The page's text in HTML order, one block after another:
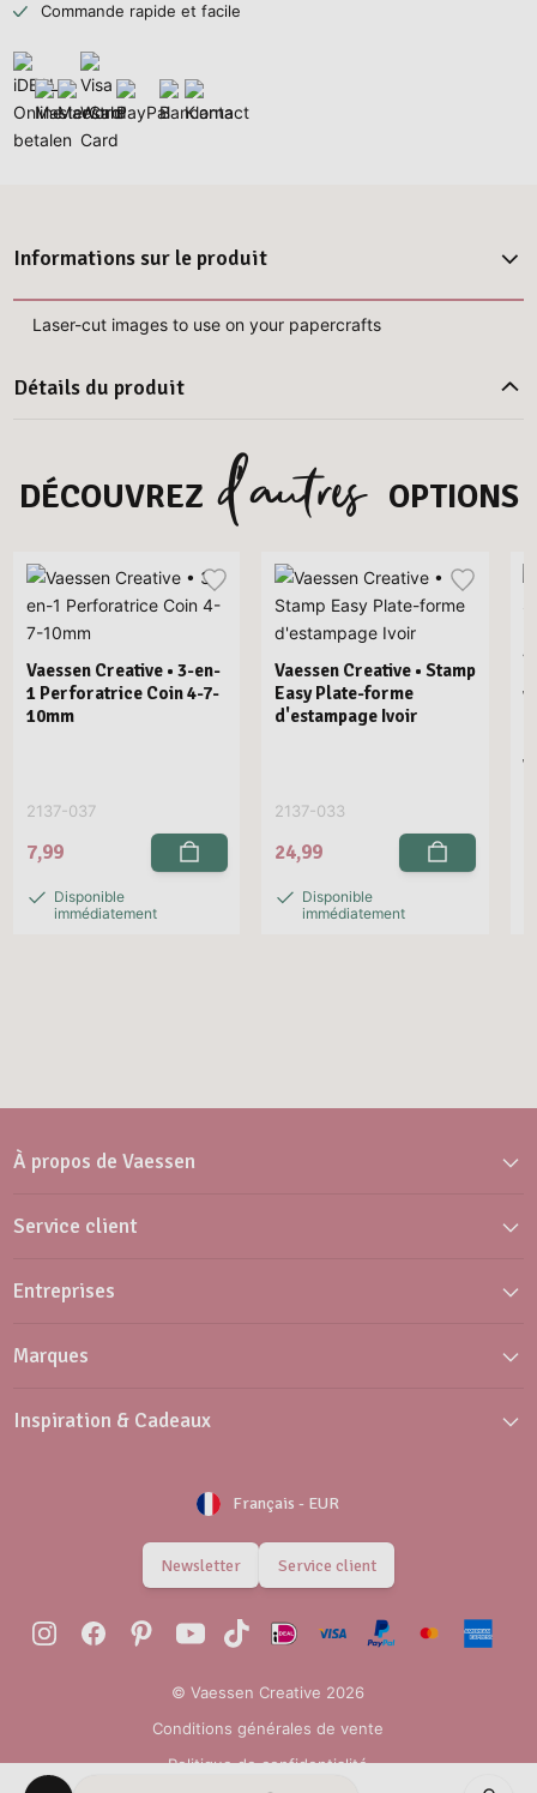
Commande rapide et facile
Informations sur le produit
Laser-cut images to use on your papercrafts
Détails du produit
DÉCOUVREZ d’autres OPTIONS
Vaessen Creative • 3-en-
1 Perforatrice Coin 4-7-
10mm
2137-037
7,99
Disponible
immédiatement
Vaessen Creative • Stamp
Easy Plate-forme
d'estampage Ivoir
2137-033
24,99
Disponible
immédiatement
À propos de Vaessen
Service client
Entreprises
Marques
Inspiration & Cadeaux
Français - EUR
Newsletter Service client
© Vaessen Creative 2026
Conditions générales de vente
Politique de confidentialité